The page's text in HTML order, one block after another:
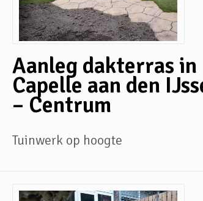
Aanleg dakterras in
Capelle aan den
– Centrum
Tuinwerk op hoogte